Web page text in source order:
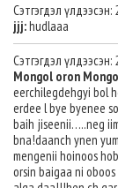
Сэтгэгдэл
jjj:hudlaaa
Сэтгэгдэл
Mongol oron
eerchilegdehgyi bol
erdee l bye byenee
baih jiseenii…..neg
bna!daanch ynen
mengenii hoinoos
orsin baigaa ni